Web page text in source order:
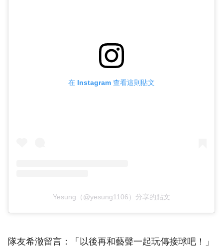
在 Instagram 查看這則貼文
Yesung（@yesung1106）分享的貼文
隊友希澈留言：「以後再和藝聲一起玩傳接球吧！」